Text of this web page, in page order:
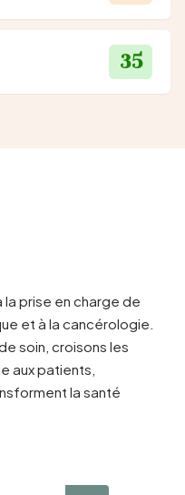
35
prise en charge de
et à la cancérologie.
soin, croisons les
aux patients,
la santé